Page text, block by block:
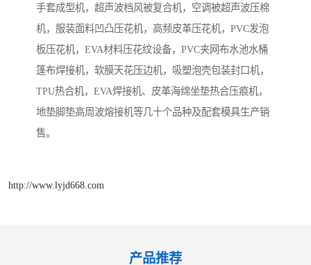
手套成型机，超声波档风被复合机，空调被超声波压棉
机，服装面料凹凸压花机，高频皮革压花机，PVC发泡
板压花机，EVA材料压花纹设备，PVC夹网布水池水桶
篷布焊接机，软膜天花压边机，吸塑泡壳包装封口机，
TPU热合机，EVA焊接机、皮革海绵坐垫热合压痕机，
地垫脚垫高周波熔接机等几十个品种及配套模具生产销
售。
http://www.lyjd668.com
产品推荐